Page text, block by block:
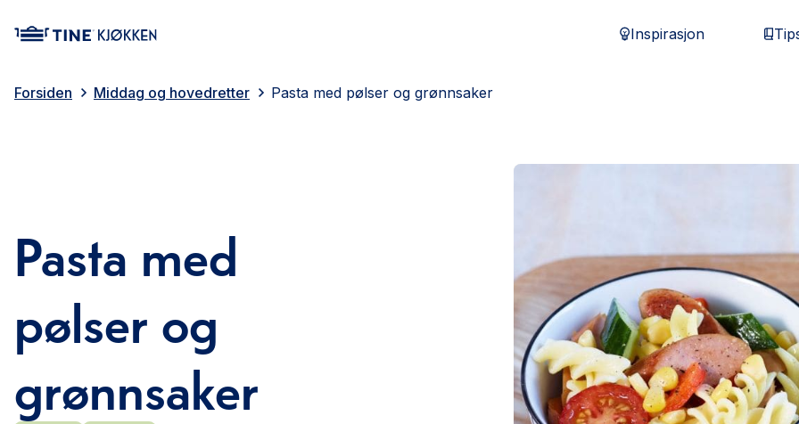
Inspirasjon
Forsiden Middag og hovedretter Pasta med pølser og grønnsaker
Pasta med
pølser og
grønnsaker